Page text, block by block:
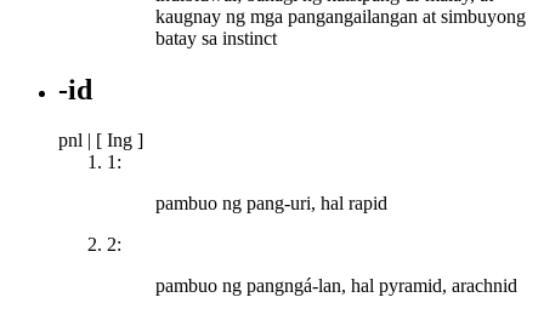
kaugnay ng mga pangangailangan at simbuyong
batay sa instinct
-id
pnl | [ Ing ]
1:
pambuo ng pang-uri, hal rapid
2:
pambuo ng pangngá-lan, hal pyramid, arachnid